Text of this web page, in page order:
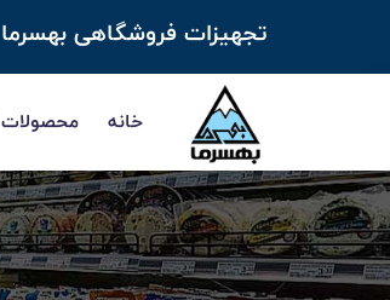
تجهیزات فروشگاهی بهسرما
خانه محصولات